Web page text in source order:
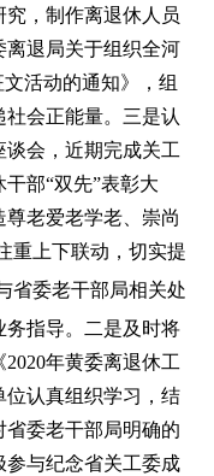
，制作离退休人员
离退局关于组织全河
活动的通知》，组
会正能量。三是认
谈会，近期完成关工
部“双先”表彰大
老爱老学老、崇尚
重上下联动，切实提
省委老干部局相关处
务指导。二是及时将
年黄委离退休工
位认真组织学习，结
委老干部局明确的
参与纪念省关工委成